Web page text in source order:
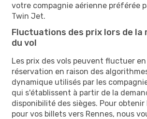
votre compagnie aérienne préférée
Twin Jet.
Fluctuations des prix lors de la
du vol
Les prix des vols peuvent fluctuer
réservation en raison des
dynamique utilisés par les
qui s'établissent à partir de la
disponibilité des sièges. Pour obtenir
pour vos billets vers Rennes, nous